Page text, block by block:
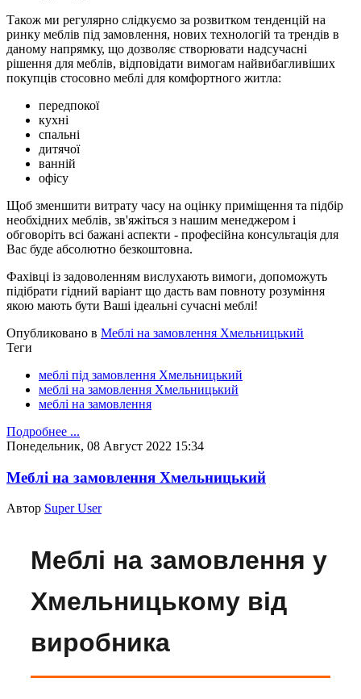
Також ми регулярно слідкуємо за розвитком тенденцій на
ринку меблів під замовлення, нових технологій та трендів в
даному напрямку, що дозволяє створювати надсучасні
рішення для меблів, відповідати вимогам найвибагливіших
покупців стосовно меблі для комфортного житла:
передпокої
кухні
спальні
дитячої
ванній
офісу
Щоб зменшити витрату часу на оцінку приміщення та підбір
необхідних меблів, зв'яжіться з нашим менеджером і
обговоріть всі бажані аспекти - професійна консультація для
Вас буде абсолютно безкоштовна.
Фахівці із задоволенням вислухають вимоги, допоможуть
підібрати гідний варіант що дасть вам повноту розуміння
якою мають бути Ваші ідеальні сучасні меблі!
Опубликовано в Меблі на замовлення Хмельницький
Теги
меблі під замовлення Хмельницький
меблі на замовлення Хмельницький
меблі на замовлення
Подробнее ...
Понедельник, 08 Август 2022 15:34
Меблі на замовлення Хмельницький
Автор Super User
Меблі на замовлення у
Хмельницькому від
виробника